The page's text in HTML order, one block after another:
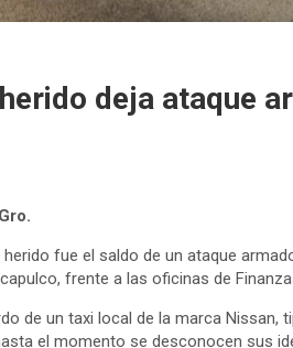
deja ataque
fue el saldo de un ataque
frente a las oficinas de
de un taxi local de la marca Nissan,
el momento se desconocen sus